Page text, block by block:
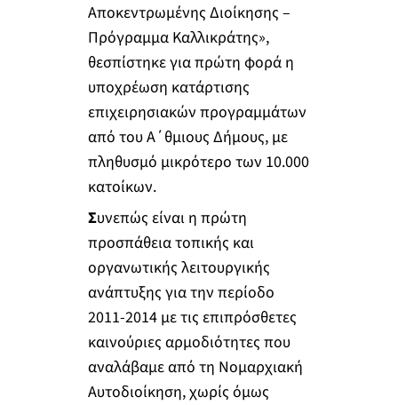
Αποκεντρωμένης Διοίκησης –
Πρόγραμμα Καλλικράτης»,
θεσπίστηκε για πρώτη φορά η
υποχρέωση κατάρτισης
επιχειρησιακών προγραμμάτων
από του Α΄θμιους Δήμους, με
πληθυσμό μικρότερο των 10.000
κατοίκων.
Συνεπώς είναι η πρώτη
προσπάθεια τοπικής και
οργανωτικής λειτουργικής
ανάπτυξης για την περίοδο
2011-2014 με τις επιπρόσθετες
καινούριες αρμοδιότητες που
αναλάβαμε από τη Νομαρχιακή
Αυτοδιοίκηση, χωρίς όμως